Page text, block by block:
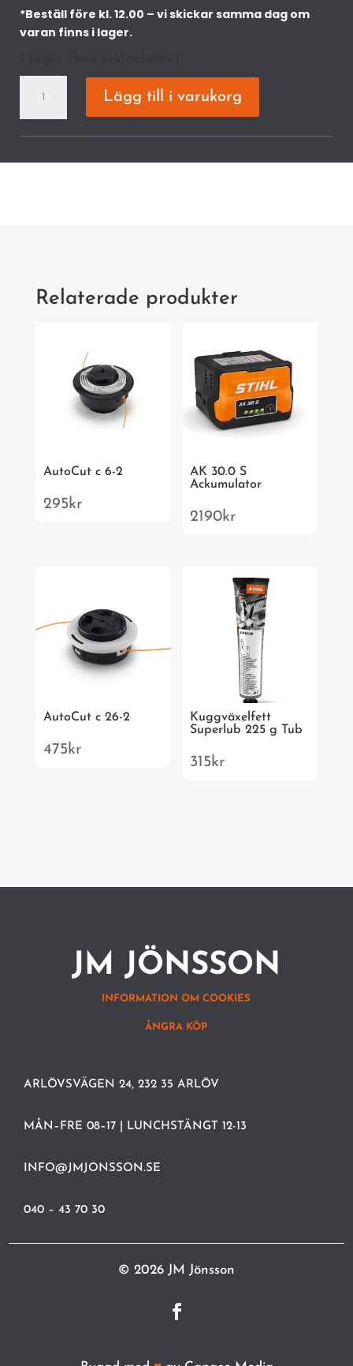
*Beställ före kl. 12.00 – vi skickar samma dag om
varan finns i lager.
10
mängd
Lägg till i varukorg
Relaterade produkter
AutoCut c 6-2
295kr
AK 30.0 S
Ackumulator
2190kr
AutoCut c 26-2
475kr
Kuggväxelfett
Superlub 225 g Tub
315kr
JM JÖNSSON
INFORMATION OM COOKIES
ÅNGRA KÖP
ARLÖVSVÄGEN 24, 232 35 ARLÖV
MÅN–FRE 08–17 | LUNCHSTÄNGT 12-13
INFO@JMJONSSON.SE
040 – 43 70 30
© 2026 JM Jönsson